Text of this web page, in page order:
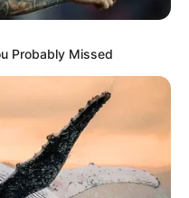
Probably Missed